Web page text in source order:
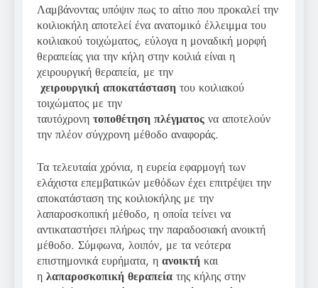
Λαμβάνοντας υπόψιν πως το αίτιο που προκαλεί την
κοιλιοκήλη αποτελεί ένα ανατομικό έλλειμμα του
κοιλιακού τοιχώματος, εύλογα η μοναδική μορφή
θεραπείας για την κήλη στην κοιλιά είναι η
χειρουργική θεραπεία, με την
χειρουργική αποκατάσταση του κοιλιακού
τοιχώματος με την
ταυτόχρονη τοποθέτηση πλέγματος να αποτελούν
την πλέον σύγχρονη μέθοδο αναφοράς.
Τα τελευταία χρόνια, η ευρεία εφαρμογή των
ελάχιστα επεμβατικών μεθόδων έχει επιτρέψει την
αποκατάσταση της κοιλιοκήλης με την
λαπαροσκοπική μέθοδο, η οποία τείνει να
αντικαταστήσει πλήρως την παραδοσιακή ανοικτή
μέθοδο. Σύμφωνα, λοιπόν, με τα νεότερα
επιστημονικά ευρήματα, η ανοικτή και
η λαπαροσκοπική θεραπεία της κήλης στην